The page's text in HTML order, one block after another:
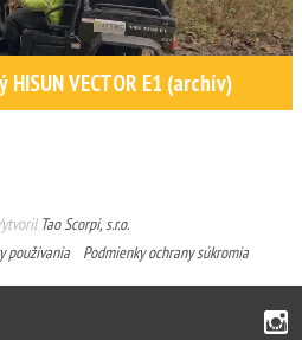
VECTOR E1 (archív)
Tao Scorpi, s.r.o.
používania Podmienky ochrany súkromia
Instagram